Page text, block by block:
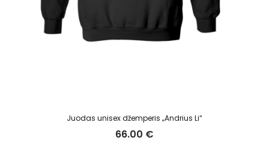
Juodas unisex džemperis „Andrius Li“
66.00 €